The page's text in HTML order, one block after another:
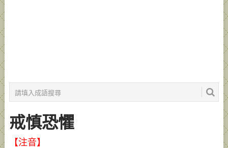
戒慎恐懼
【注音】